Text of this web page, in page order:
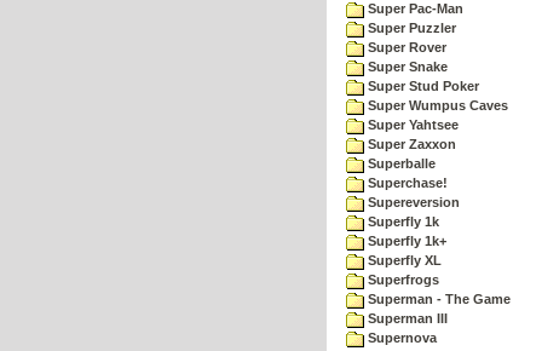
Super Pac-Man
Super Puzzler
Super Rover
Super Snake
Super Stud Poker
Super Wumpus Caves
Super Yahtsee
Super Zaxxon
Superballe
Superchase!
Supereversion
Superfly 1k
Superfly 1k+
Superfly XL
Superfrogs
Superman - The Game
Superman III
Supernova